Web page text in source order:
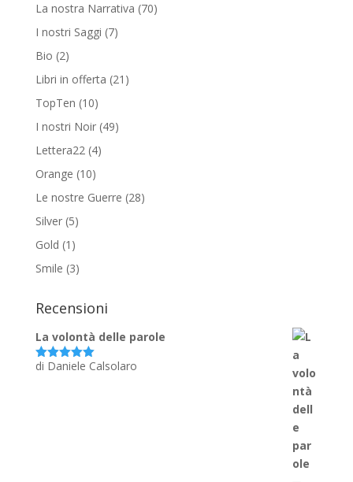
La nostra Narrativa (70)
I nostri Saggi (7)
Bio (2)
Libri in offerta (21)
TopTen (10)
I nostri Noir (49)
Lettera22 (4)
Orange (10)
Le nostre Guerre (28)
Silver (5)
Gold (1)
Smile (3)
Recensioni
La volontà delle parole
Valutato5
di Daniele Calsolaro